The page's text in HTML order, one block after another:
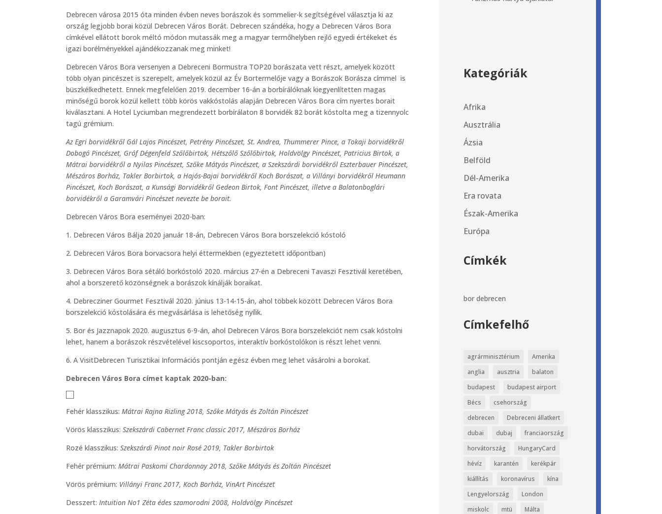
Debrecen városa 2015 óta minden évben neves borászok és sommelier-k segítségével választja ki az
ország legjobb borai közül Debrecen Város Borát. Debrecen szándéka, hogy a Debrecen Város Bora
címkével ellátott borok méltó módon mutassák meg a magyar termőhelyben rejlő egyedi értékeket és
igazi borélményekkel ajándékozzanak meg minket!
Debrecen Város Bora versenyen a Debreceni Bormustra TOP20 borászata vett részt, amelyek között
több olyan pincészet is szerepelt, amelyek közül az Év Bortermelője vagy a Borászok Borásza címmel is
büszkélkedhetett. Ennek megfelelően 2019. december 16-án a borbírálóknak kiegyenlítetten magas
minőségű borok közül kellett több körös vakkóstolás alapján Debrecen Város Bora cím nyertes borait
kiválasztani. A Hotel Lyciumban megrendezett borbírálaton 8 borvidék 82 borát kóstolta meg a tizennyolc
tagú grémium.
Az Egri borvidékről Gál Lajos Pincészet, Petrény Pincészet, St. Andrea, Thummerer Pince, a Tokaji borvidékről
Dobogó Pincészet, Gróf Dégenfeld Szőlőbirtok, Hétszőlő Szőlőbirtok, Holdvölgy Pincészet, Patricius Birtok, a
Mátrai borvidékről a Nyilas Pincészet, Szőke Mátyás Pincészet, a Szekszárdi borvidékről Eszterbauer Pincészet,
Mészáros Borház, Takler Borbirtok, a Hajós-Bajai borvidékről Koch Borászat, a Villányi borvidékről Heumann
Pincészet, Koch Borászat, a Kunsági Borvidékről Gedeon Birtok, Font Pincészet, illetve a Balatonboglári
borvidékről a Garamvári Pincészet nevezte be borait.
Debrecen Város Bora eseményei 2020-ban:
1. Debrecen Város Bálja 2020 január 18-án, Debrecen Város Bora borszelekció kóstoló
2. Debrecen Város Bora borvacsora helyi éttermekben (egyeztetett időpontban)
3. Debrecen Város Bora sétáló borkóstoló 2020. március 27-én a Debreceni Tavaszi Fesztivál keretében,
ahol a borszerető közönségnek a borászok kínálják boraikat.
4. Debrecziner Gourmet Fesztivál 2020. június 13-14-15-án, ahol többek között Debrecen Város Bora
borszelekció kóstolására és megvásárlása is lehetőség nyílik.
5. Bor és Jazznapok 2020. augusztus 6-9-án, ahol Debrecen Város Bora borszelekciót nem csak kóstolni
lehet, hanem a borászok részvételével kiscsoportos, interaktív borkóstolókon is részt lehet venni.
6. A VisitDebrecen Turisztikai Információs pontján egész évben meg lehet vásárolni a borokat.
Debrecen Város Bora címet kaptak 2020-ban:
Fehér klasszikus:Mátrai Rajna Rizling 2018, Szőke Mátyás és Zoltán Pincészet
Vörös klasszikus:Szekszárdi Cabernet Franc classic 2017, Mészáros Borház
Rozé klasszikus:Szekszárdi Pinot noir Rosé 2019, Takler Borbirtok
Fehér prémium:Mátrai Paskomi Chardonnay 2018, Szőke Mátyás és Zoltán Pincészet
Vörös prémium: Villányi Franc 2017, Koch Borház, VinArt Pincészet
Desszert:Intuition No1 Zéta édes szamorodni 2008, Holdvölgy Pincészet
Kategóriák
Afrika
Ausztrália
Ázsia
Belföld
Dél-Amerika
Era rovata
Észak-Amerika
Európa
Címkék
bor debrecen
Címkefelhő
agrárminisztérium
Amerika
anglia
ausztria
balaton
budapest
budapest airport
Bécs
csehország
debrecen
Debreceni állatkert
dubai
dubaj
franciaország
horvátország
HungaryCard
hévíz
karantén
kerékpár
kiállítás
koronavírus
kína
Lengyelország
London
miskolc
mtü
Málta